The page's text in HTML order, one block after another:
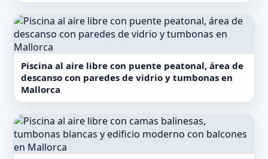
Piscina al aire libre con puente peatonal, área de
descanso con paredes de vidrio y tumbonas en
Mallorca